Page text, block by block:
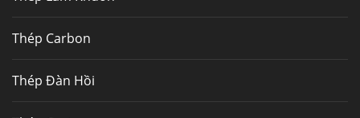
Thép Carbon
Thép Đàn Hồi